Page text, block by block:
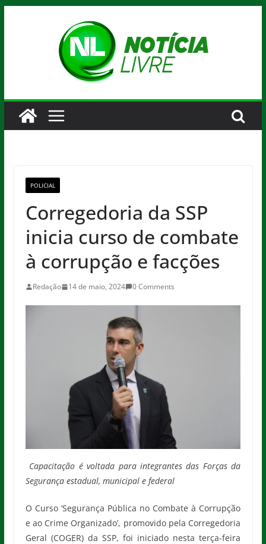
POLICIAL
Corregedoria da SSP
inicia curso de combate
à corrupção e facções
Redação 14 de maio, 2024 0 Comments
Capacitação é voltada para integrantes das Forças da
Segurança estadual, municipal e federal
O Curso ‘Segurança Pública no Combate à Corrupção
e ao Crime Organizado’, promovido pela Corregedoria
Geral (COGER) da SSP, foi iniciado nesta terça-feira